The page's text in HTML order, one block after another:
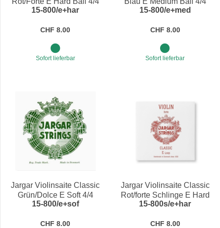
15-800/e+har
CHF 8.00
Sofort lieferbar
15-800/e+med
CHF 8.00
Sofort lieferbar
Jargar Violinsaite Classic
Grün/Dolce E Soft 4/4
15-800/e+sof
CHF 8.00
Jargar Violinsaite Classic
Rot/forte Schlinge E Hard
4/4
15-800s/e+har
CHF 8.00